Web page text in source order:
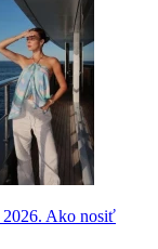
2026. Ako nosiť